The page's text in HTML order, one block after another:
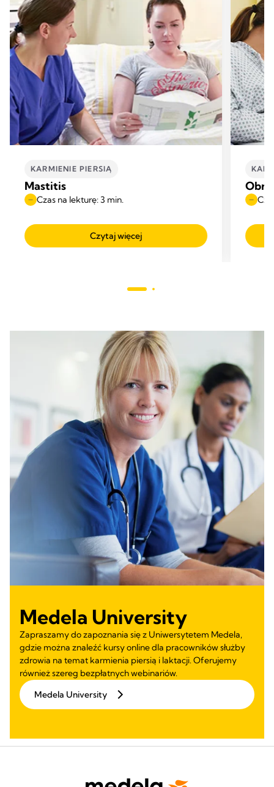
KARMIENIE PIERSIĄ
Mastitis
Czas na lekturę: 3 min.
Czytaj więcej
Medela University
Zapraszamy do zapoznania się z Uniwersytetem Medela,
gdzie można znaleźć kursy online dla pracowników służby
zdrowia na temat karmienia piersią i laktacji. Oferujemy
również szereg bezpłatnych webinariów.
Medela University